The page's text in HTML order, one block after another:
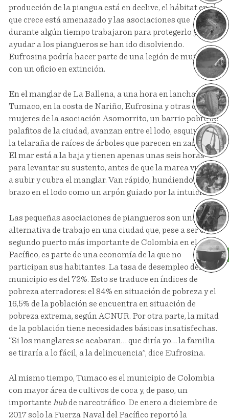
producción de la piangua está en declive, el hábitat en el
que crece está amenazado y las asociaciones que
durante algún tiempo trabajaron para protegerlo y
ayudar a los piangueros se han ido disolviendo.
Eufrosina podría hacer parte de una legión de mujeres
con un oficio en extinción.
En el manglar de La Ballena, a una hora en lancha de
Tumaco, en la costa de Nariño, Eufrosina y otras cinco
mujeres de la asociación Asomorrito, un barrio pobre de
palafitos de la ciudad, avanzan entre el lodo, esquivando
la telaraña de raíces de árboles que parecen en zancos.
El mar está a la baja y tienen apenas unas seis horas
para levantar su sustento, antes de que la marea vuelva
a subir y cubra el manglar. Van rápido, hundiendo el
brazo en el lodo como un arpón guiado por la intuición.
Las pequeñas asociaciones de piangueros son una
alternativa de trabajo en una ciudad que, pese a ser el
segundo puerto más importante de Colombia en el
Pacífico, es parte de una economía de la que no
participan sus habitantes. La tasa de desempleo del
municipio es del 72%. Esto se traduce en índices de
pobreza aterradores: el 84% en situación de pobreza y el
16,5% de la población se encuentra en situación de
pobreza extrema, según ACNUR. Por otra parte, la mitad
de la población tiene necesidades básicas insatisfechas.
“Si los manglares se acabaran… que diría yo… la familia
se tiraría a lo fácil, a la delincuencia”, dice Eufrosina.
Al mismo tiempo, Tumaco es el municipio de Colombia
con mayor área de cultivos de coca y, de paso, un
importante hubde narcotráfico. De enero a diciembre de
2017 solo la Fuerza Naval del Pacífico reportó la